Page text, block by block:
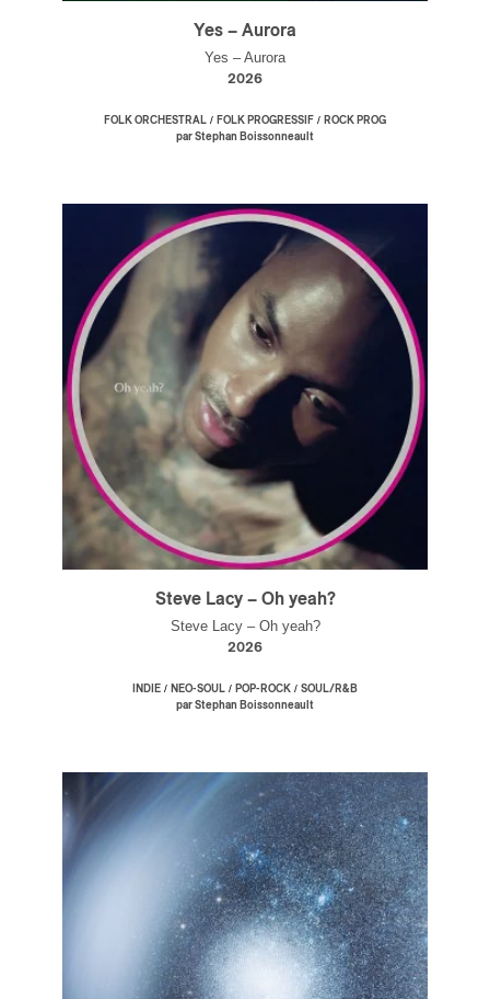
Yes – Aurora
Yes – Aurora
2026
FOLK ORCHESTRAL / FOLK PROGRESSIF / ROCK PROG
par Stephan Boissonneault
Steve Lacy – Oh yeah?
Steve Lacy – Oh yeah?
2026
INDIE / NEO-SOUL / POP-ROCK / SOUL/R&B
par Stephan Boissonneault